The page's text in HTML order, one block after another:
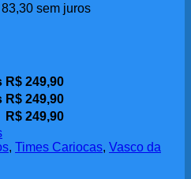
83,30 sem juros
R$ 249,90
R$ 249,90
R$ 249,90
, Times Cariocas, Vasco da